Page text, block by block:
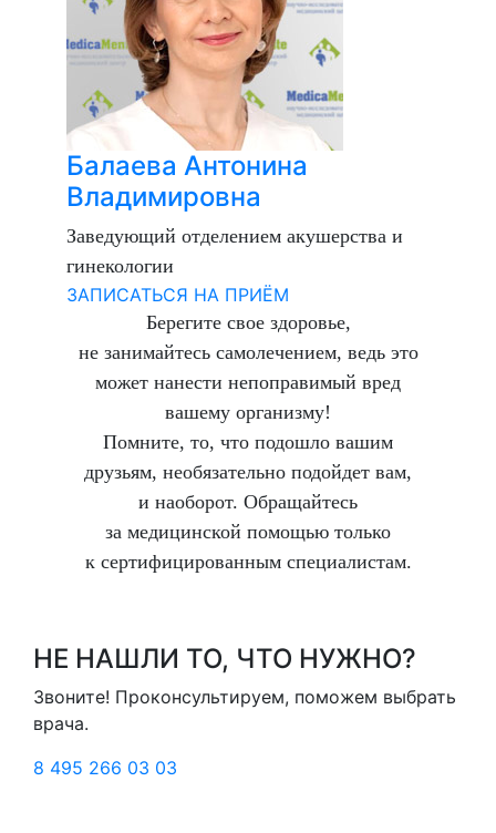
Балаева Антонина
Владимировна
Заведующий отделением акушерства и
гинекологии
ЗАПИСАТЬСЯ НА ПРИЁМ
Берегите свое здоровье,
не занимайтесь самолечением, ведь это
может нанести непоправимый вред
вашему организму!
Помните, то, что подошло вашим
друзьям, необязательно подойдет вам,
и наоборот. Обращайтесь
за медицинской помощью только
к сертифицированным специалистам.
НЕ НАШЛИ ТО, ЧТО НУЖНО?
Звоните! Проконсультируем, поможем выбрать
врача.
8 495 266 03 03